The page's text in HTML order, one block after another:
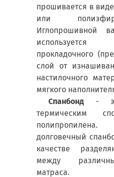
прошивается в
или
Иглопрошивной
прокладочного
слой от
настилочного
мягкого
Спанбонд -
термическим
долговечный
качестве
между
матраса.